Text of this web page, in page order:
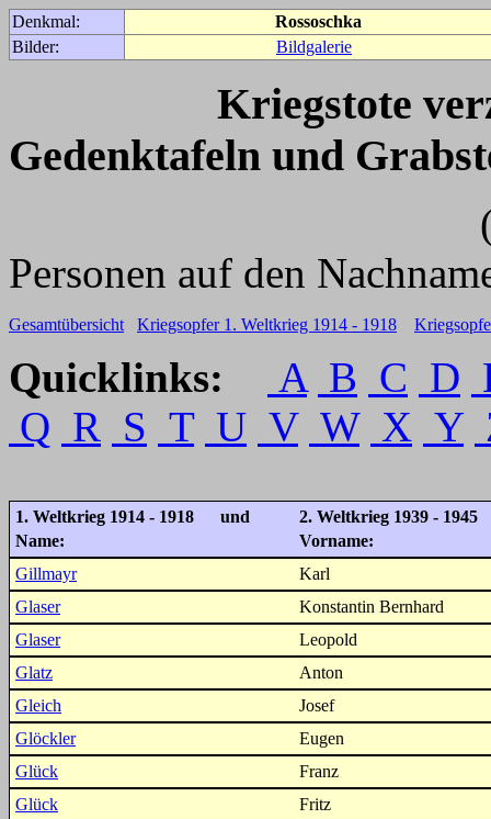
Denkmal:
Rossoschka
Bilder:
Bildgalerie
Kriegstote
Gedenktafeln und
(Für weitere
Personen auf den
Gesamtübersicht Kriegsopfer 1. Weltkrieg 1914 - 1918
Quicklinks: A B C D
Q R S T U V W X Y
1. Weltkrieg 1914 - 1918 und
2. Weltkrieg 1939 - 1945
Name:
Vorname:
Gillmayr
Karl
Glaser
Konstantin Bernhard
Glaser
Leopold
Glatz
Anton
Gleich
Josef
Glöckler
Eugen
Glück
Franz
Glück
Fritz